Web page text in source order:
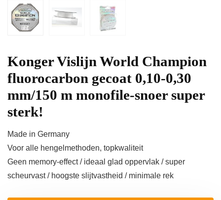
Konger Vislijn World Champion
fluorocarbon gecoat 0,10-0,30
mm/150 m monofile-snoer super
sterk!
Made in Germany
Voor alle hengelmethoden, topkwaliteit
Geen memory-effect / ideaal glad oppervlak / super
scheurvast / hoogste slijtvastheid / minimale rek